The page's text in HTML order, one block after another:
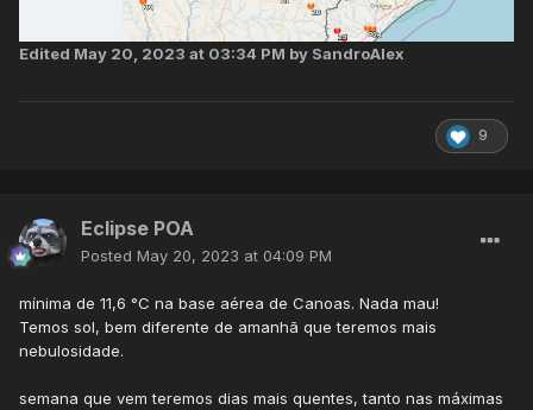
Edited May 20, 2023 at 03:34 PM by SandroAlex
9
Eclipse POA
Posted May 20, 2023 at 04:09 PM
mínima de 11,6 °C na base aérea de Canoas. Nada mau!
Temos sol, bem diferente de amanhã que teremos mais
nebulosidade.
semana que vem teremos dias mais quentes, tanto nas máximas